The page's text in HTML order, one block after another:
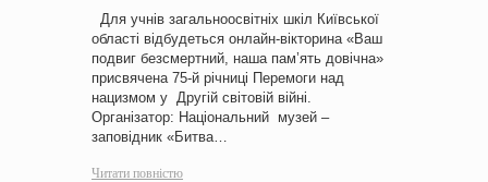
Для учнів загальноосвітніх шкіл Київської
області відбудеться онлайн-вікторина «Ваш
подвиг безсмертний, наша пам’ять довічна»
присвячена 75-й річниці Перемоги над
нацизмом у Другій світовій війні.
Організатор: Національний музей –
заповідник «Битва…
Читати повністю